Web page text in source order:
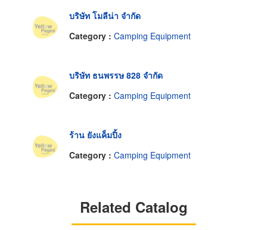
บริษัท โมลีน่า จำกัด
Category : Camping Equipment
บริษัท ธนพรรษ 828 จำกัด
Category : Camping Equipment
ร้าน ยังแค็มปิ้ง
Category : Camping Equipment
Related Catalog